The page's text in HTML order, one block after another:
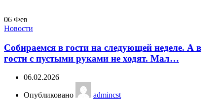
06 Фев
Новости
Собираемся в гости на следующей неделе. А в
гости с пустыми руками не ходят. Мал…
06.02.2026
Опубликовано
admincst